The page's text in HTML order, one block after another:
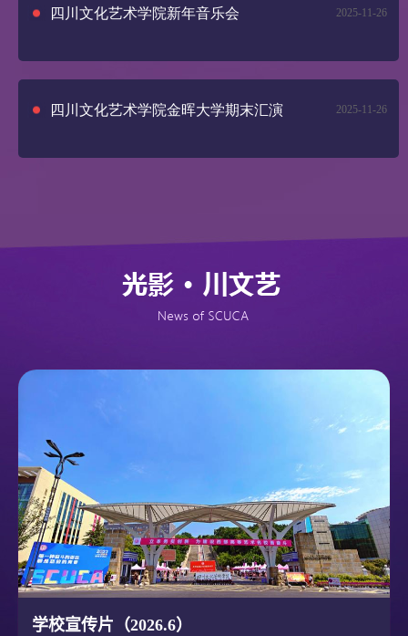
学校宣传片（2026.6）